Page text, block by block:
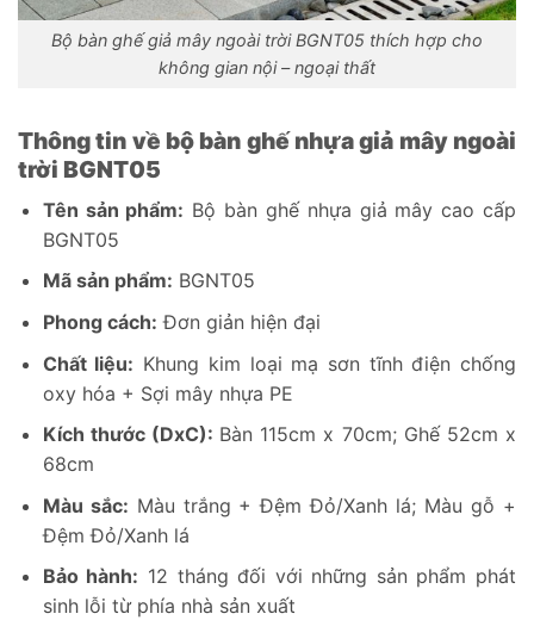
Bộ bàn ghế giả mây ngoài trời BGNT05 thích hợp cho
không gian nội – ngoại thất
Thông tin về bộ bàn ghế nhựa giả mây ngoài
trời BGNT05
Tên sản phẩm: Bộ bàn ghế nhựa giả mây cao cấp
BGNT05
Mã sản phẩm: BGNT05
Phong cách: Đơn giản hiện đại
Chất liệu: Khung kim loại mạ sơn tĩnh điện chống
oxy hóa + Sợi mây nhựa PE
Kích thước (DxC): Bàn 115cm x 70cm; Ghế 52cm x
68cm
Màu sắc: Màu trắng + Đệm Đỏ/Xanh lá; Màu gỗ +
Đệm Đỏ/Xanh lá
Bảo hành: 12 tháng đối với những sản phẩm phát
sinh lỗi từ phía nhà sản xuất